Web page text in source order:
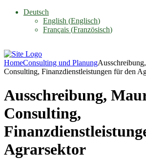
Deutsch
English (Englisch)
Français (Französisch)
HomeConsulting und Planung
Consulting, Finanzdienstleistungen für den
Ausschreibung,
Consulting,
Agrarsektor